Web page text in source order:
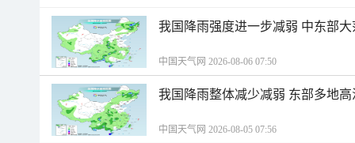
我国降雨强度进一步减弱 中东部
中国天气网 2026-08-06 07:50
我国降雨整体减少减弱 东部多地
中国天气网 2026-08-05 07:56